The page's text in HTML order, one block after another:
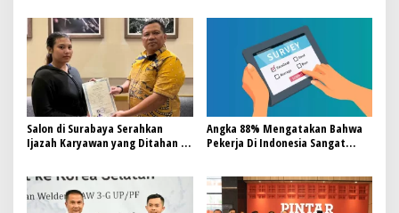
Salon di Surabaya Serahkan
Ijazah Karyawan yang Ditahan ke
Angka 88% Mengatakan Bahwa
Pekerja Di Indonesia Sangat